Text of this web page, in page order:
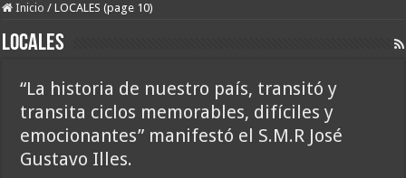
Inicio / LOCALES (page 10)
LOCALES
“La historia de nuestro país, transitó y
transita ciclos memorables, difíciles y
emocionantes” manifestó el S.M.R José
Gustavo Illes.